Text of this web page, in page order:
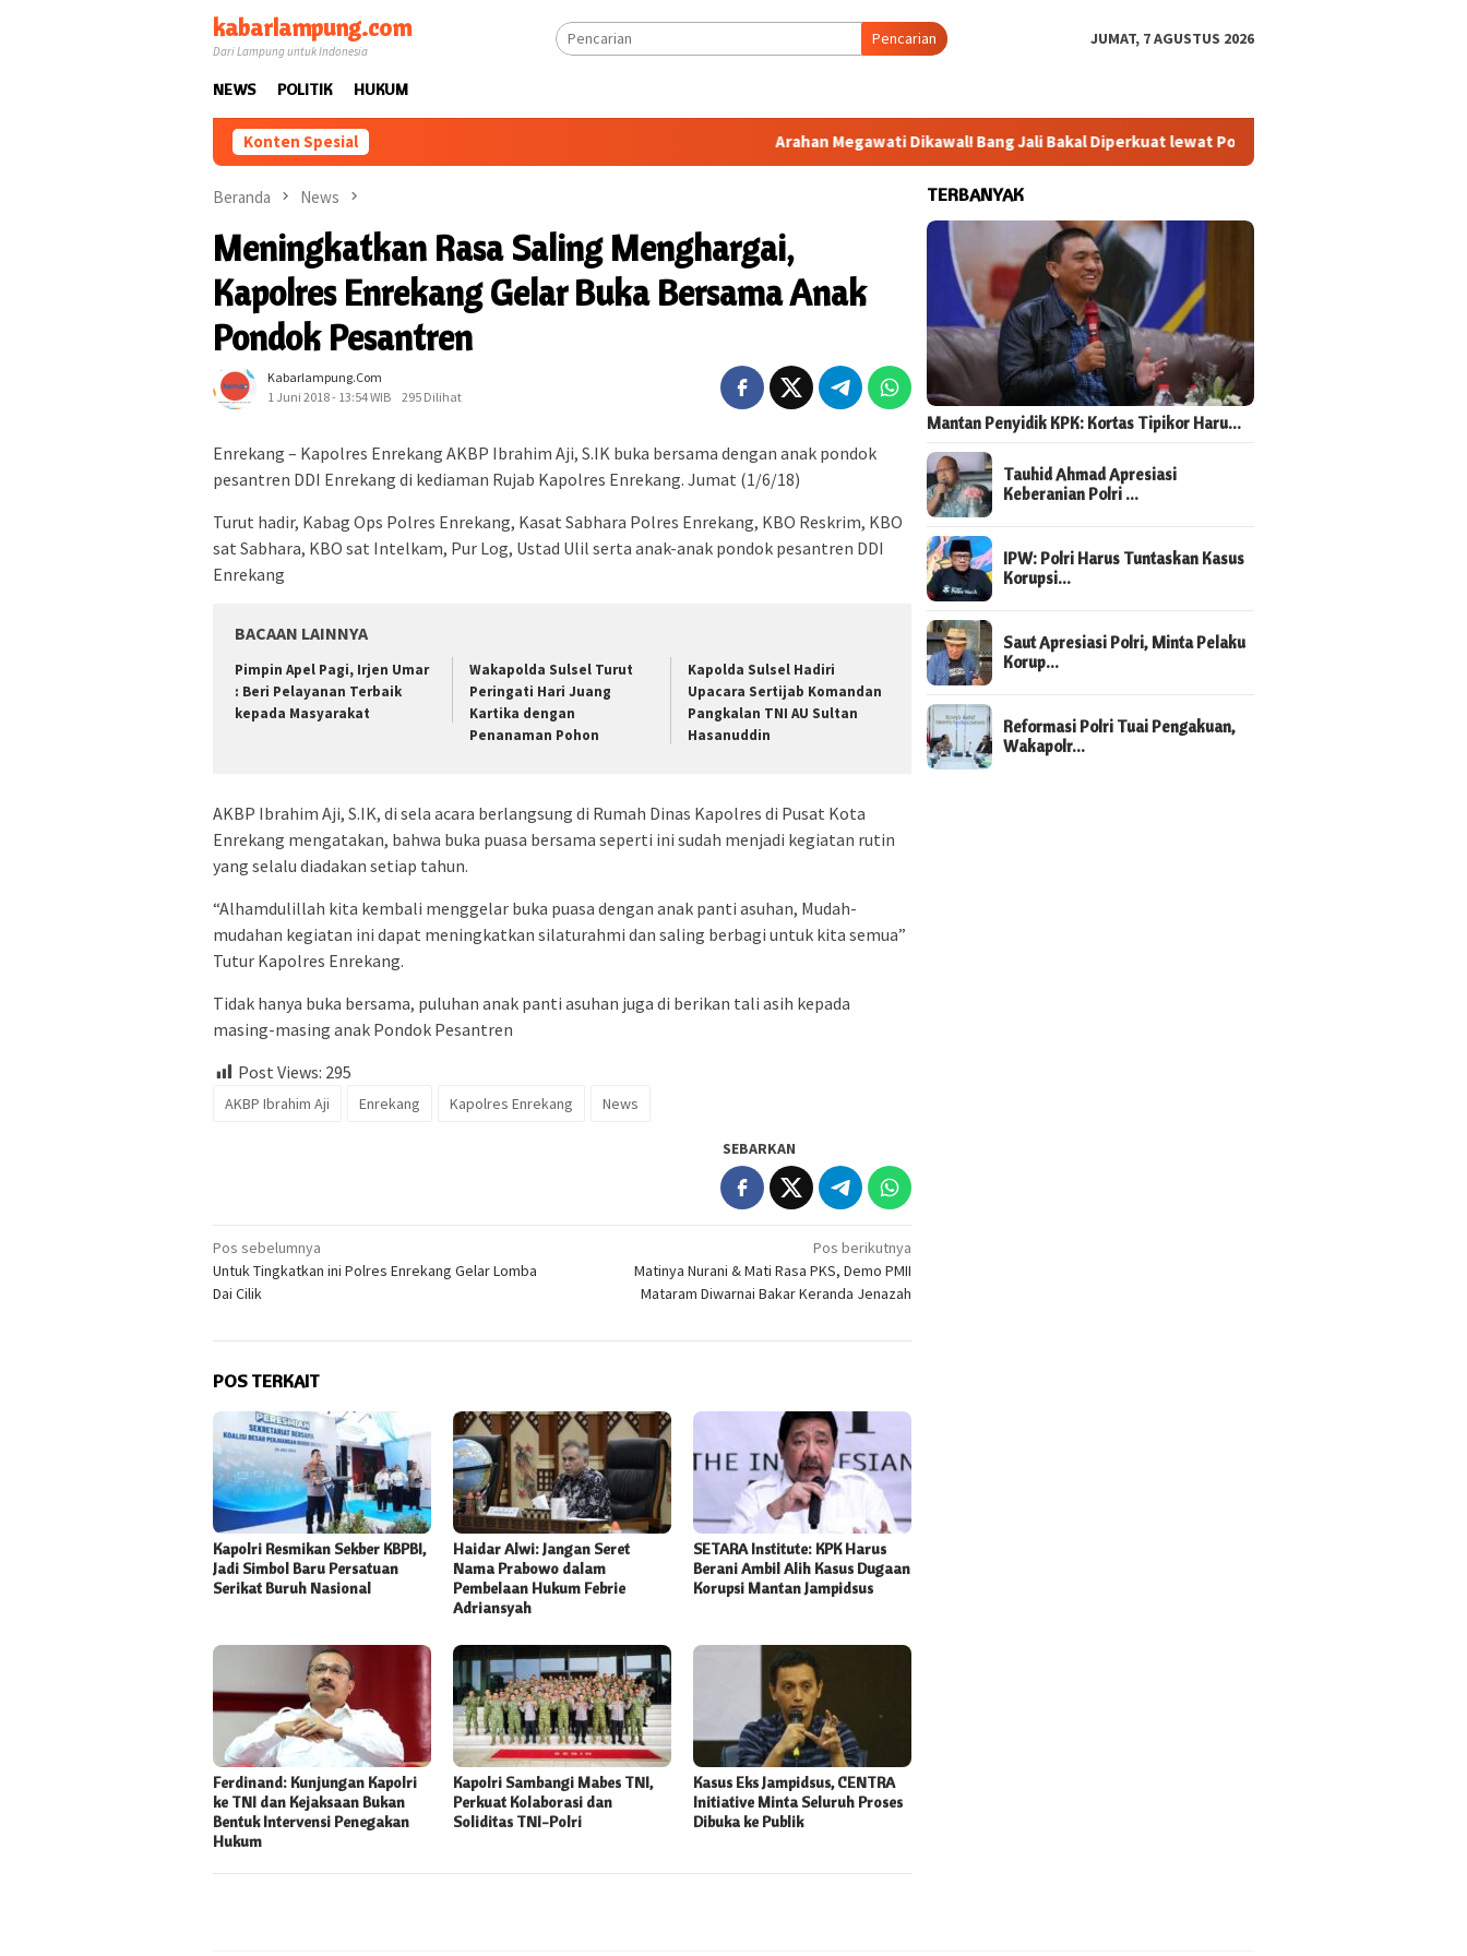
kabarlampung.com
Dari Lampung untuk Indonesia
Pencarian JUMAT, 7 AGUSTUS 2026
NEWS POLITIK HUKUM
Konten Spesial Arahan Megawati Dikawal! Bang Jali Bakal Diperkuat lewat Pojok Baca dan Digitalisasi UMKM
Beranda News
Meningkatkan Rasa Saling Menghargai,
Kapolres Enrekang Gelar Buka Bersama Anak
Pondok Pesantren
Kabarlampung.com
1 Juni 2018 - 13:54 WIB
295 Dilihat
Enrekang – Kapolres Enrekang AKBP Ibrahim Aji, S.IK buka bersama dengan anak pondok
pesantren DDI Enrekang di kediaman Rujab Kapolres Enrekang. Jumat (1/6/18)
Turut hadir, Kabag Ops Polres Enrekang, Kasat Sabhara Polres Enrekang, KBO Reskrim, KBO
sat Sabhara, KBO sat Intelkam, Pur Log, Ustad Ulil serta anak-anak pondok pesantren DDI
Enrekang
BACAAN LAINNYA
Pimpin Apel Pagi, Irjen Umar
: Beri Pelayanan Terbaik
kepada Masyarakat
Wakapolda Sulsel Turut
Peringati Hari Juang
Kartika dengan
Penanaman Pohon
Kapolda Sulsel Hadiri
Upacara Sertijab Komandan
Pangkalan TNI AU Sultan
Hasanuddin
AKBP Ibrahim Aji, S.IK, di sela acara berlangsung di Rumah Dinas Kapolres di Pusat Kota
Enrekang mengatakan, bahwa buka puasa bersama seperti ini sudah menjadi kegiatan rutin
yang selalu diadakan setiap tahun.
“Alhamdulillah kita kembali menggelar buka puasa dengan anak panti asuhan, Mudah-
mudahan kegiatan ini dapat meningkatkan silaturahmi dan saling berbagi untuk kita semua”
Tutur Kapolres Enrekang.
Tidak hanya buka bersama, puluhan anak panti asuhan juga di berikan tali asih kepada
masing-masing anak Pondok Pesantren
Post Views: 295
AKBP Ibrahim Aji Enrekang Kapolres Enrekang News
SEBARKAN
Navigasi
pos
Pos sebelumnya
Untuk Tingkatkan ini Polres Enrekang Gelar Lomba
Dai Cilik
Pos berikutnya
Matinya Nurani & Mati Rasa PKS, Demo PMII
Mataram Diwarnai Bakar Keranda Jenazah
POS TERKAIT
Kapolri Resmikan Sekber KBPBI,
Jadi Simbol Baru Persatuan
Serikat Buruh Nasional
Haidar Alwi: Jangan Seret
Nama Prabowo dalam
Pembelaan Hukum Febrie
Adriansyah
SETARA Institute: KPK Harus
Berani Ambil Alih Kasus Dugaan
Korupsi Mantan Jampidsus
Ferdinand: Kunjungan Kapolri
ke TNI dan Kejaksaan Bukan
Bentuk Intervensi Penegakan
Hukum
Kapolri Sambangi Mabes TNI,
Perkuat Kolaborasi dan
Soliditas TNI-Polri
Kasus Eks Jampidsus, CENTRA
Initiative Minta Seluruh Proses
Dibuka ke Publik
TERBANYAK
Mantan Penyidik KPK: Kortas Tipikor Haru…
Tauhid Ahmad Apresiasi
Keberanian Polri …
IPW: Polri Harus Tuntaskan Kasus
Korupsi…
Saut Apresiasi Polri, Minta Pelaku
Korup…
Reformasi Polri Tuai Pengakuan,
Wakapolr…